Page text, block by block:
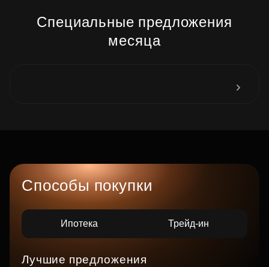
Специальные предложения
месяца
Способы покупки
Ипотека Трейд-ин
Лучшие предложения